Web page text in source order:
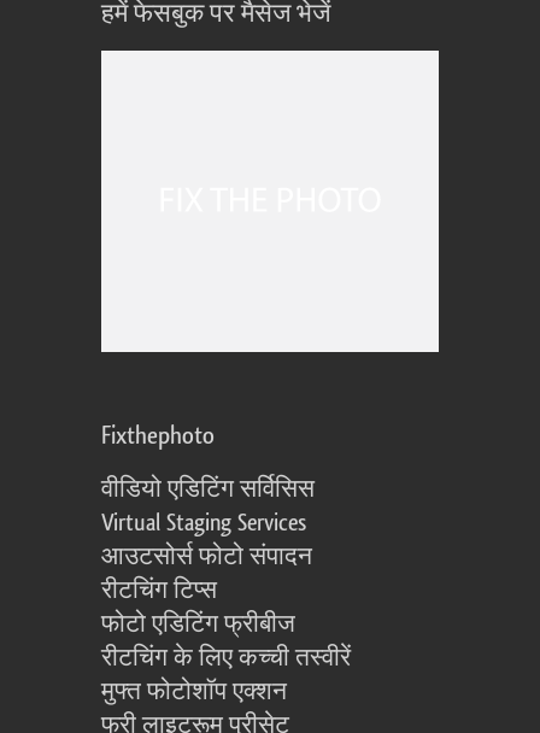
हमें फेसबुक पर मैसेज भेजें
Fixthephoto
वीडियो एडिटिंग सर्विसिस
Virtual Staging Services
आउटसोर्स फोटो संपादन
रीटचिंग टिप्स
फोटो एडिटिंग फ्रीबीज
रीटचिंग के लिए कच्ची तस्वीरें
मुफ्त फोटोशॉप एक्शन
फ्री लाइटरूम प्रीसेट